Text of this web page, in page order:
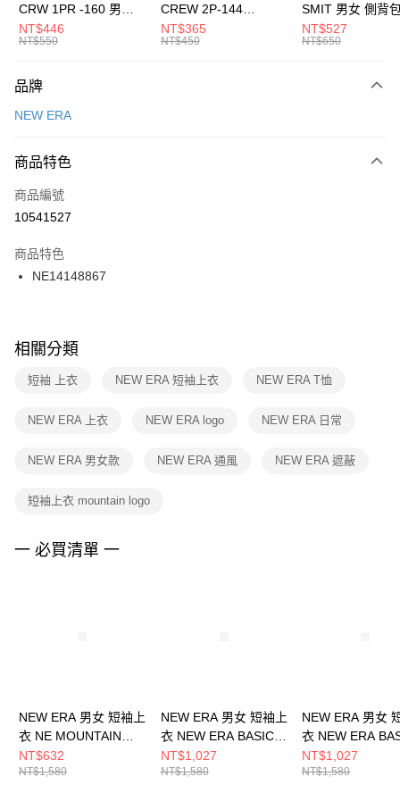
元大商業銀行
台灣樂天信用卡公司
全盈+PAY
AFTEE先享後付
【關於「AFTEE先享後付」】
便利好安心！
３．安心：先確認商品／服務後，再付款。
【「AFTEE先享後付」結帳流程】
１．於結帳方式選擇「AFTEE先享後付」後，將跳轉至「AFTEE先享後付」
２．訂單成立數日內，您將收到繳費通知簡訊。
３．收到繳費通知簡訊後14天內，點擊此簡訊中的連結，可透過四大超商／
ATM／網路銀行／等多元方式進行付款，方視為交易完成。
※ 交易是否成功請以「AFTEE先享後付 」之結帳頁面顯示為準，若有關於
是否繳費成功／繳費後需取消欲退款等相關疑問，請聯繫「AFTEE先享後付
客戶支援中心」
https://netprotections.freshdesk.com/support/home
１．透過由恩沛科技股份有限公司提供之「AFTEE先享後付」服務完成之交
權轉讓予恩沛科技股份有限公司。
３．未成年的使用者請事先徵得法定代理人或監護人之同意方可使用
４．使用「AFTEE先享後付」時，將依據個別帳號之用戶狀況，依本公司即
運送方式
每筆NT$100，滿NT$1,500(含以上)免運費
宅配
每筆NT$100，滿NT$1,500(含以上)免運費
付款後門市自取
每筆NT$100，滿NT$1,500(含以上)免運費
CRW 1PR -160 男女
中統襪 FZ3393100
NT$446
NT$550
CREW 2P-144
EMBRDY 男女 短統襪
FZ3073133
NT$365
NT$450
SMIT 男女 側背
BA5871010
NT$527
NT$650
品牌
NEW ERA
商品特色
商品編號
10541527
商品特色
NE14148867
相關分類
短袖 上衣 NEW ERA 短袖上衣 NEW ERA T恤
NEW ERA 上衣 NEW ERA logo NEW ERA 日常
NEW ERA 男女款 NEW ERA 通風 NEW ERA 遮蔽
短袖上衣 mountain logo
一 必買清單 一
NEW ERA 男女 短袖上
衣 NE MOUNTAIN
LOGO NEW ERA
NE14148866
NT$632
NT$1,580
NEW ERA 男女 短袖上
衣 NEW ERA BASIC
NE NE14499057
NT$1,027
NT$1,580
NEW ERA 男女
衣 NEW ERA
NE NE14499058
NT$1,027
NT$1,580